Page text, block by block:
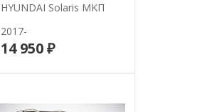
HYUNDAI Solaris MKП
2017-
14 950 ₽В корзину